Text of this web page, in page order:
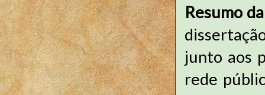
Resumo
junto aos
rede